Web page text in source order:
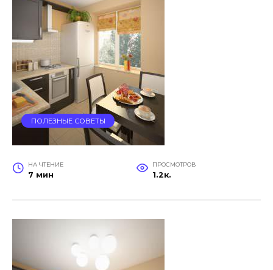
ПОЛЕЗНЫЕ СОВЕТЫ
НА ЧТЕНИЕ
7 мин
ПРОСМОТРОВ
1.2к.